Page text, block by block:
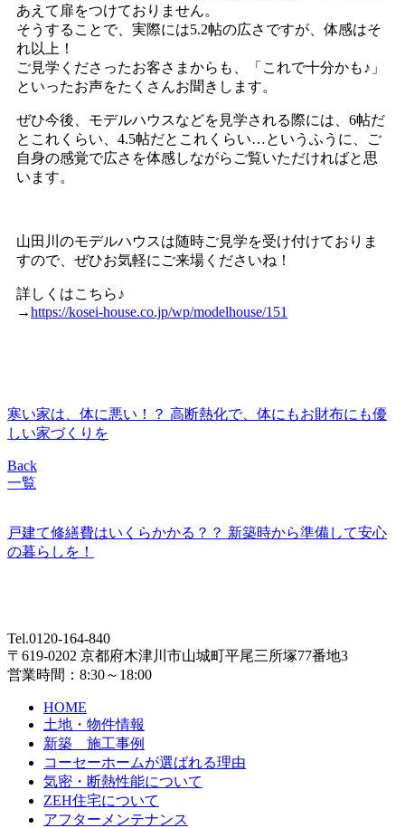
あえて扉をつけておりません。
そうすることで、実際には5.2帖の広さですが、体感はそ
れ以上！
ご見学くださったお客さまからも、「これで十分かも♪」
といったお声をたくさんお聞きします。
ぜひ今後、モデルハウスなどを見学される際には、6帖だ
とこれくらい、4.5帖だとこれくらい…というふうに、ご
自身の感覚で広さを体感しながらご覧いただければと思
います。
山田川のモデルハウスは随時ご見学を受け付けておりま
すので、ぜひお気軽にご来場くださいね！
詳しくはこちら♪
→https://kosei-house.co.jp/wp/modelhouse/151
寒い家は、体に悪い！？ 高断熱化で、体にもお財布にも優
しい家づくりを
Back
一覧
戸建て修繕費はいくらかかる？？ 新築時から準備して安心
の暮らしを！
Tel.0120-164-840
〒619-0202 京都府木津川市山城町平尾三所塚77番地3
営業時間：8:30～18:00
HOME
土地・物件情報
新築 施工事例
コーセーホームが選ばれる理由
気密・断熱性能について
ZEH住宅について
アフターメンテナンス